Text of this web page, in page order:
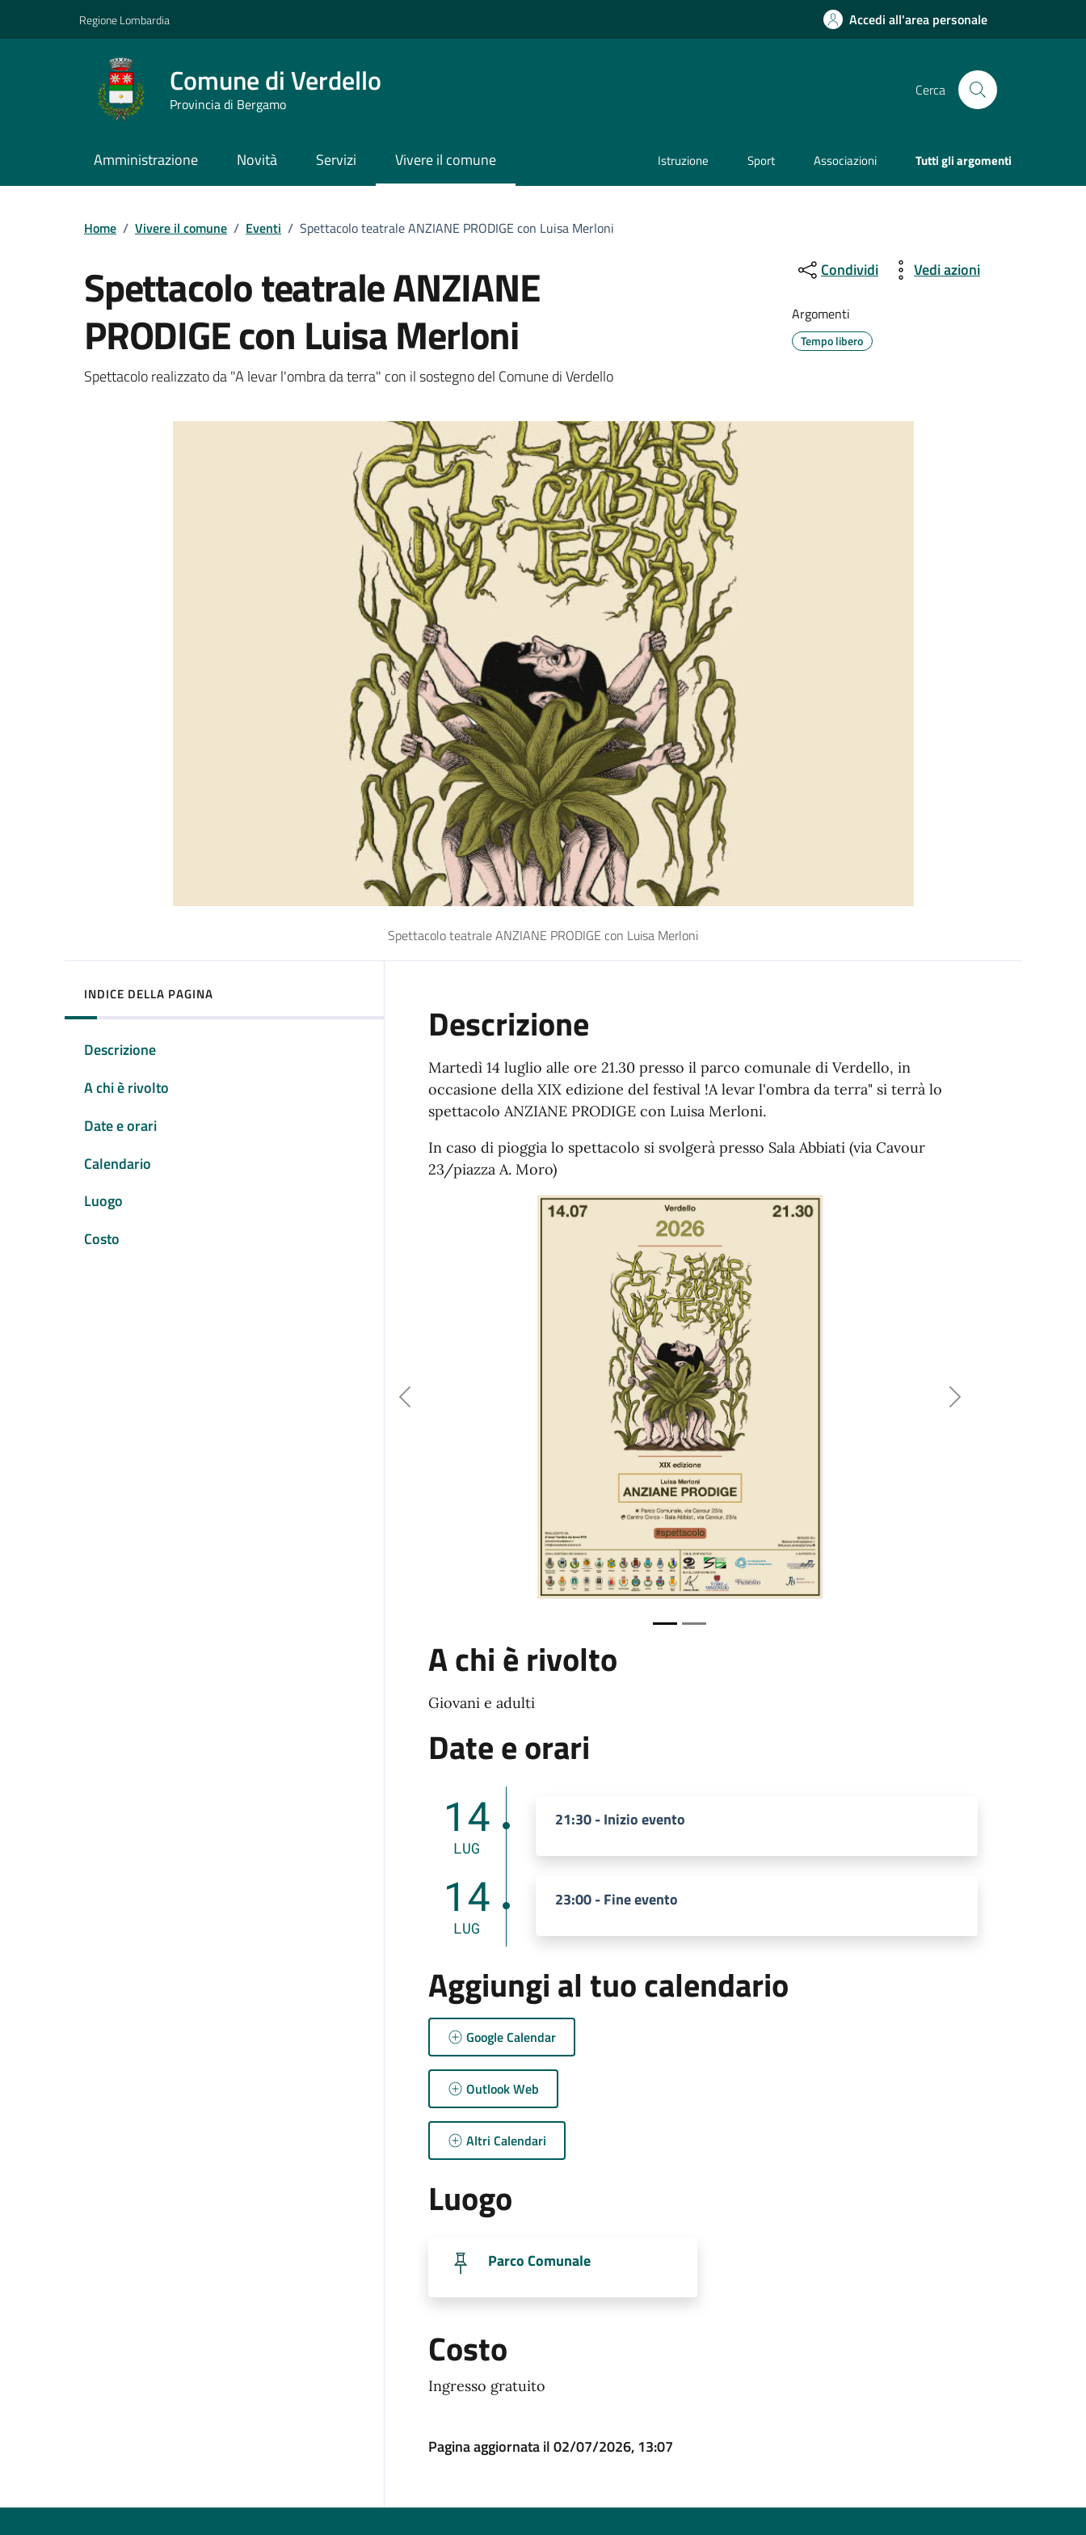
Regione Lombardia Accedi all'area personale
Comune di Verdello
Provincia di Bergamo
Cerca
Amministrazione Novità Servizi Vivere il comune Istruzione Sport Associazioni Tutti gli argomenti
Home / Vivere il comune / Eventi / Spettacolo teatrale ANZIANE PRODIGE con Luisa Merloni
Spettacolo teatrale ANZIANE
PRODIGE con Luisa Merloni
Dettagli della notizia
Spettacolo realizzato da "A levar l'ombra da terra" con il sostegno del Comune di Verdello
Condividi Vedi azioni
Argomenti
Tempo libero
Spettacolo teatrale ANZIANE PRODIGE con Luisa Merloni
INDICE DELLA PAGINA
Descrizione
A chi è rivolto
Date e orari
Calendario
Luogo
Costo
Descrizione
Martedì 14 luglio alle ore 21.30 presso il parco comunale di Verdello, in
occasione della XIX edizione del festival !A levar l'ombra da terra" si terrà lo
spettacolo ANZIANE PRODIGE con Luisa Merloni.
In caso di pioggia lo spettacolo si svolgerà presso Sala Abbiati (via Cavour
23/piazza A. Moro)
Previous Next
A chi è rivolto
Giovani e adulti
Date e orari
14
LUG
21:30 - Inizio evento
14
LUG
23:00 - Fine evento
Aggiungi al tuo calendario
Google Calendar
Outlook Web
Altri Calendari
Luogo
Parco Comunale
Costo
Ingresso gratuito
Pagina aggiornata il 02/07/2026, 13:07